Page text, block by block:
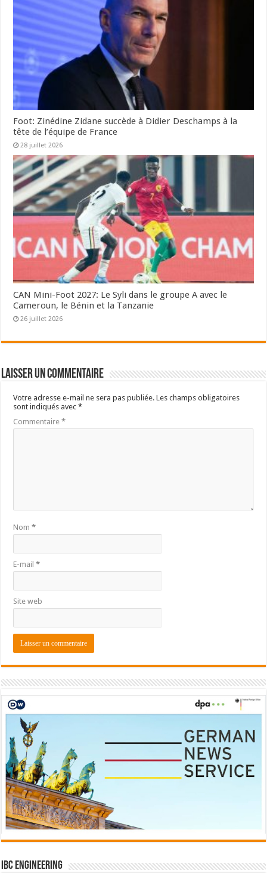
Foot: Zinédine Zidane succède à Didier Deschamps à la
tête de l’équipe de France
28 juillet 2026
CAN Mini-Foot 2027: Le Syli dans le groupe A avec le
Cameroun, le Bénin et la Tanzanie
26 juillet 2026
Laisser un commentaire
Votre adresse e-mail ne sera pas publiée. Les champs obligatoires
sont indiqués avec*
Commentaire*
Nom*
E-mail*
Site web
IBC Engineering